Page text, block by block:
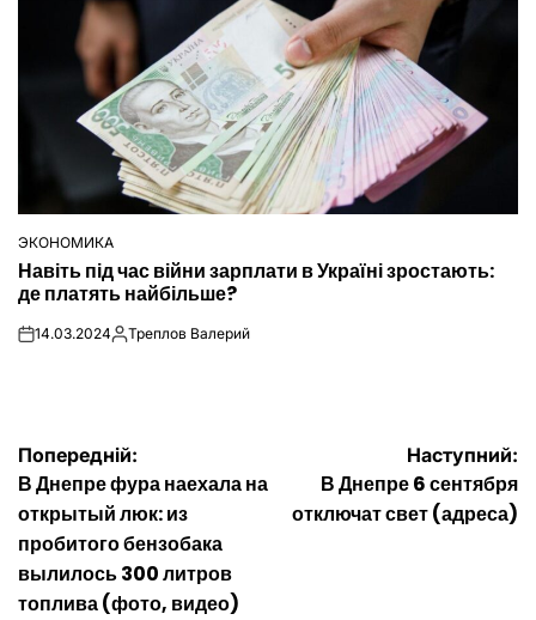
ОПУБЛІКУВАТИ
У
ЭКОНОМИКА
Навіть під час війни зарплати в Україні зростають:
де платять найбільше?
on14.03.2024Опубліковано
Треплов Валерий
Навігація
записів
Попередній:
В Днепре фура наехала на
открытый люк: из
пробитого бензобака
вылилось 300 литров
топлива (фото, видео)
Наступний:
В Днепре 6 сентября
отключат свет (адреса)